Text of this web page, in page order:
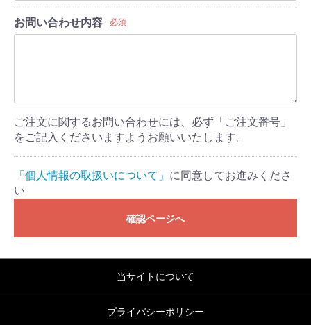
お問い合わせ内容 必須
ご注文に関するお問い合わせには、必ず「ご注文番号」
をご記入くださいますようお願いいたします。
「個人情報の取扱いについて」 に同意してお進みくださ
い
確認ページへ
当サイトについて
プライバシーポリシー